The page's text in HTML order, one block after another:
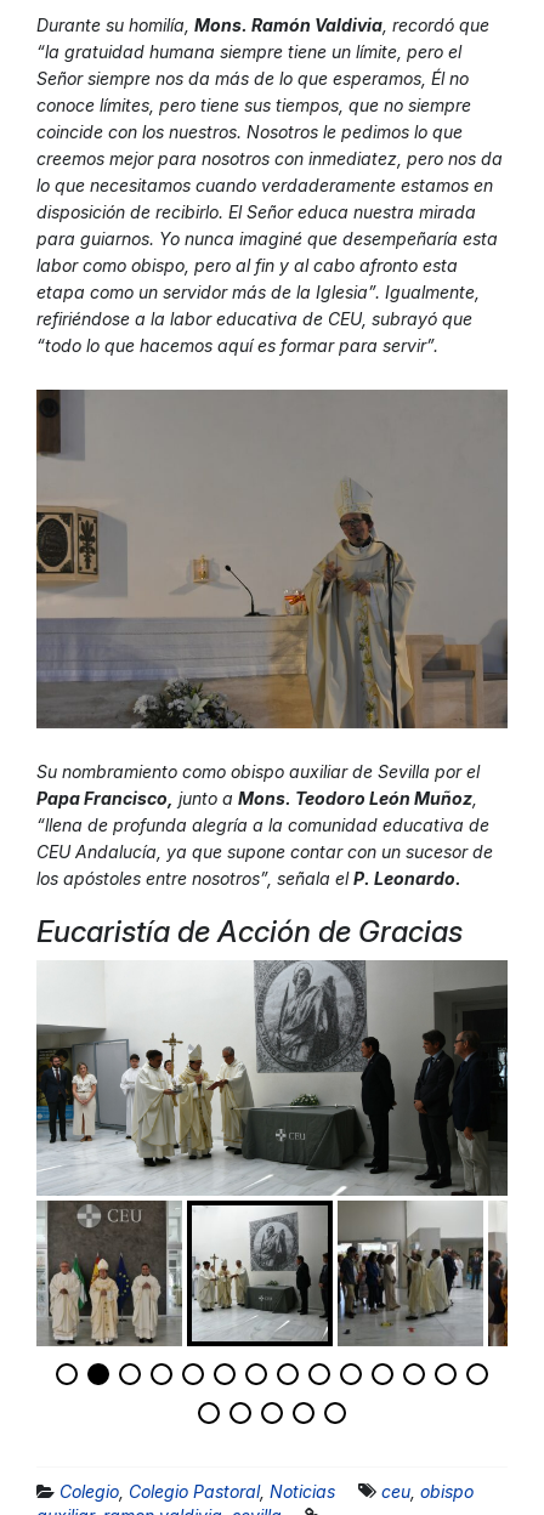
Durante su homilía, Mons. Ramón Valdivia , recordó que
“la gratuidad humana siempre tiene un límite, pero el
Señor siempre nos da más de lo que esperamos, Él no
conoce límites, pero tiene sus tiempos, que no siempre
coincide con los nuestros. Nosotros le pedimos lo que
creemos mejor para nosotros con inmediatez, pero nos da
lo que necesitamos cuando verdaderamente estamos en
disposición de recibirlo. El Señor educa nuestra mirada
para guiarnos. Yo nunca imaginé que desempeñaría esta
labor como obispo, pero al fin y al cabo afronto esta
etapa como un servidor más de la Iglesia”. Igualmente,
refiriéndose a la labor educativa de CEU, subrayó que
“todo lo que hacemos aquí es formar para servir”.
Su nombramiento como obispo auxiliar de Sevilla por el
Papa Francisco, junto a Mons. Teodoro León Muñoz
“llena de profunda alegría a la comunidad educativa de
CEU Andalucía, ya que supone contar con un sucesor de
los apóstoles entre nosotros”, señala elP. Leonardo.
Eucaristía de Acción de Gracias
Colegio Colegio Pastoral, Noticias ceu obispo